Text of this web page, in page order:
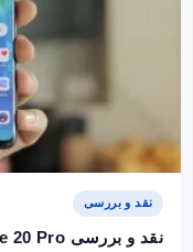
نقد و بررسی